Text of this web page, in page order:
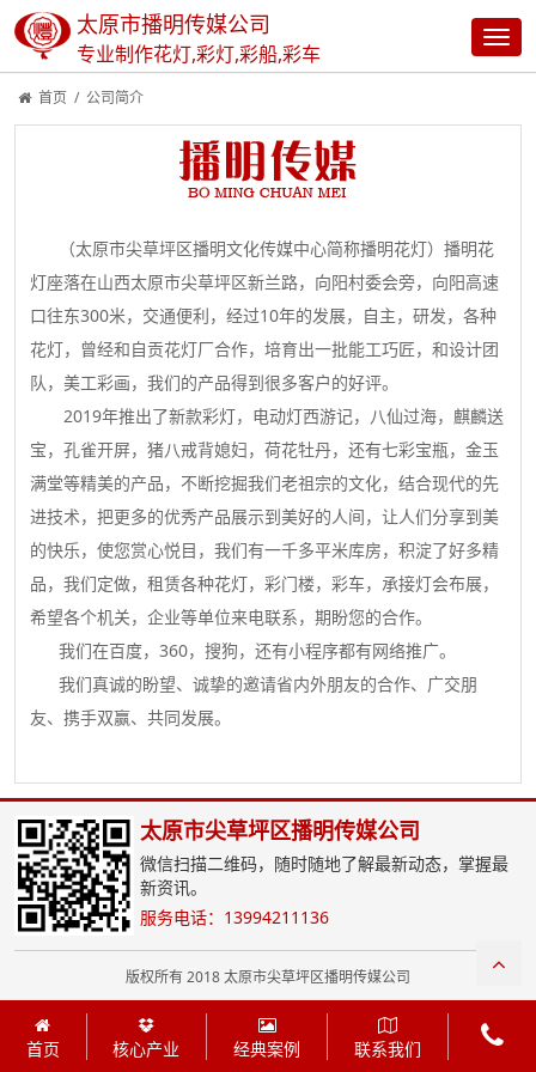
太原市播明传媒公司
专业制作花灯,彩灯,彩船,彩车
首页 / 公司简介
（太原市尖草坪区播明文化传媒中心简称播明花灯）播明花
灯座落在山西太原市尖草坪区新兰路，向阳村委会旁，向阳高速
口往东300米，交通便利，经过10年的发展，自主，研发，各种
花灯，曾经和自贡花灯厂合作，培育出一批能工巧匠，和设计团
队，美工彩画，我们的产品得到很多客户的好评。
2019年推出了新款彩灯，电动灯西游记，八仙过海，麒麟送
宝，孔雀开屏，猪八戒背媳妇，荷花牡丹，还有七彩宝瓶，金玉
满堂等精美的产品，不断挖掘我们老祖宗的文化，结合现代的先
进技术，把更多的优秀产品展示到美好的人间，让人们分享到美
的快乐，使您赏心悦目，我们有一千多平米库房，积淀了好多精
品，我们定做，租赁各种花灯，彩门楼，彩车，承接灯会布展，
希望各个机关，企业等单位来电联系，期盼您的合作。
我们在百度，360，搜狗，还有小程序都有网络推广。
我们真诚的盼望、诚挚的邀请省内外朋友的合作、广交朋
友、携手双赢、共同发展。
太原市尖草坪区播明传媒公司
微信扫描二维码，随时随地了解最新动态，掌握最
新资讯。
服务电话：13994211136
版权所有 2018 太原市尖草坪区播明传媒公司
首页 核心产业 经典案例 联系我们